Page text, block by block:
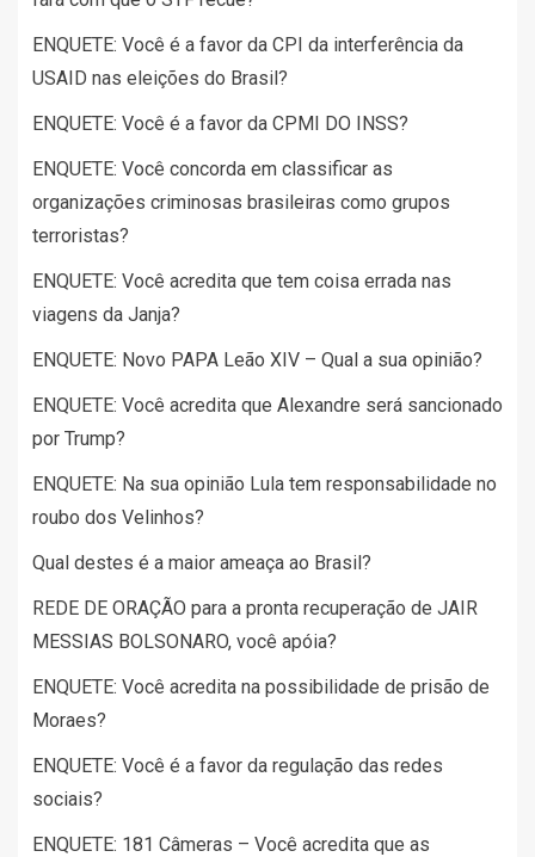
ENQUETE: Você é a favor da CPI da interferência da
USAID nas eleições do Brasil?
ENQUETE: Você é a favor da CPMI DO INSS?
ENQUETE: Você concorda em classificar as
organizações criminosas brasileiras como grupos
terroristas?
ENQUETE: Você acredita que tem coisa errada nas
viagens da Janja?
ENQUETE: Novo PAPA Leão XIV – Qual a sua opinião?
ENQUETE: Você acredita que Alexandre será sancionado
por Trump?
ENQUETE: Na sua opinião Lula tem responsabilidade no
roubo dos Velinhos?
Qual destes é a maior ameaça ao Brasil?
REDE DE ORAÇÃO para a pronta recuperação de JAIR
MESSIAS BOLSONARO, você apóia?
ENQUETE: Você acredita na possibilidade de prisão de
Moraes?
ENQUETE: Você é a favor da regulação das redes
sociais?
ENQUETE: 181 Câmeras – Você acredita que as